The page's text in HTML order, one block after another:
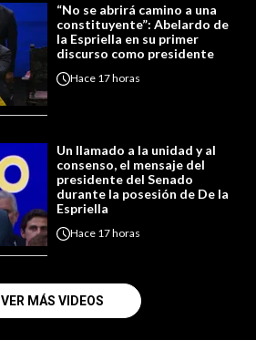
“No se abrirá camino a una
constituyente”: Abelardo de
la Espriella en su primer
discurso como presidente
Hace 17 horas
Un llamado a la unidad y al
consenso, el mensaje del
presidente del Senado
durante la posesión de De la
Espriella
Hace 17 horas
VER MÁS VIDEOS